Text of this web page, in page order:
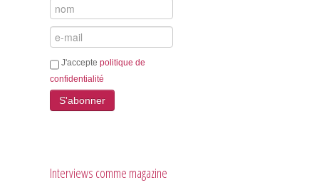
J'accepte politique de
confidentialité
S'abonner
Interviews comme magazine